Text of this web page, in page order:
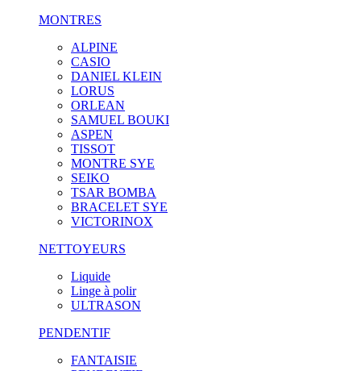
MONTRES
ALPINE
CASIO
DANIEL KLEIN
LORUS
ORLEAN
SAMUEL BOUKI
ASPEN
TISSOT
MONTRE SYE
SEIKO
TSAR BOMBA
BRACELET SYE
VICTORINOX
NETTOYEURS
Liquide
Linge à polir
ULTRASON
PENDENTIF
FANTAISIE